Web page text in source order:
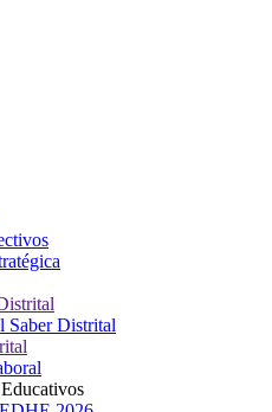
Saber Distrital